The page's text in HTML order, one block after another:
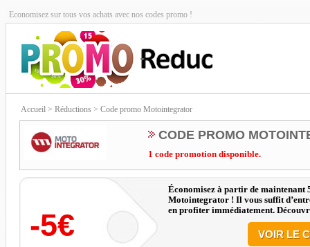
Economisez sur tous vos achats avec nos codes promo !
Accueil > Réductions > Code promo Motointegrator
CODE PROMO
1 code promotion disponible.
-5€
Économisez à partir de maintenant
Motointegrator ! Il vous suffit
en profiter immédiatement.
de qualité pour presque toutes les
d’embrayage et bien plus encore -
Code promo : Minimum d’achat :
VOIR LE